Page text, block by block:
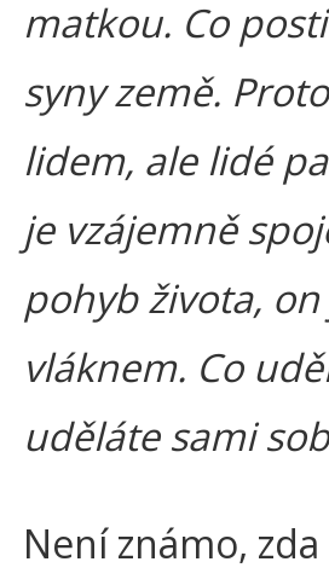
matkou. Co
syny země.
lidem, ale lidé
je vzájemně
pohyb života,
vláknem. Co
uděláte sami
Není známo,